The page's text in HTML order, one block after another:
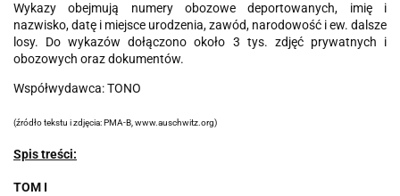
Wykazy obejmują numery obozowe deportowanych, imię i
nazwisko, datę i miejsce urodzenia, zawód, narodowość i ew. dalsze
losy. Do wykazów dołączono około 3 tys. zdjęć prywatnych i
obozowych oraz dokumentów.
Współwydawca: TONO
(źródło tekstu i zdjęcia: PMA-B, www.auschwitz.org)
Spis treści:
TOM I